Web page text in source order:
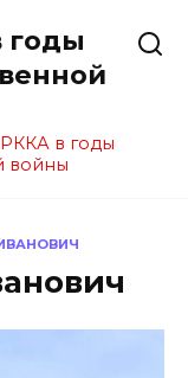
годы
в годы
войны